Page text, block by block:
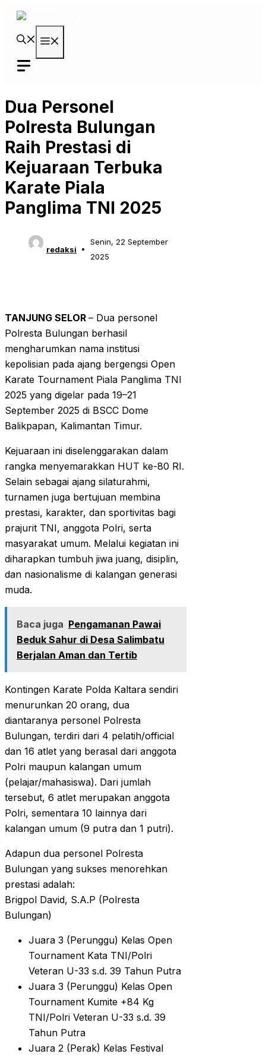
Langsung
Dua Personel
Polresta Bulungan
Raih Prestasi di
Kejuaraan Terbuka
Karate Piala
Panglima TNI 2025
redaksi
Senin, 22 September
2025
TANJUNG SELOR – Dua personel
Polresta Bulungan berhasil
mengharumkan nama institusi
kepolisian pada ajang bergengsi Open
Karate Tournament Piala Panglima TNI
2025 yang digelar pada 19–21
September 2025 di BSCC Dome
Balikpapan, Kalimantan Timur.
Kejuaraan ini diselenggarakan dalam
rangka menyemarakkan HUT ke-80 RI.
Selain sebagai ajang silaturahmi,
turnamen juga bertujuan membina
prestasi, karakter, dan sportivitas bagi
prajurit TNI, anggota Polri, serta
masyarakat umum. Melalui kegiatan ini
diharapkan tumbuh jiwa juang, disiplin,
dan nasionalisme di kalangan generasi
muda.
Baca juga Pengamanan Pawai
Beduk Sahur di Desa Salimbatu
Berjalan Aman dan Tertib
Kontingen Karate Polda Kaltara sendiri
menurunkan 20 orang, dua
diantaranya personel Polresta
Bulungan, terdiri dari 4 pelatih/official
dan 16 atlet yang berasal dari anggota
Polri maupun kalangan umum
(pelajar/mahasiswa). Dari jumlah
tersebut, 6 atlet merupakan anggota
Polri, sementara 10 lainnya dari
kalangan umum (9 putra dan 1 putri).
Adapun dua personel Polresta
Bulungan yang sukses menorehkan
prestasi adalah:
Brigpol David, S.A.P (Polresta
Bulungan)
Juara 3 (Perunggu) Kelas Open
Tournament Kata TNI/Polri
Veteran U-33 s.d. 39 Tahun Putra
Juara 3 (Perunggu) Kelas Open
Tournament Kumite +84 Kg
TNI/Polri Veteran U-33 s.d. 39
Tahun Putra
Juara 2 (Perak) Kelas Festival